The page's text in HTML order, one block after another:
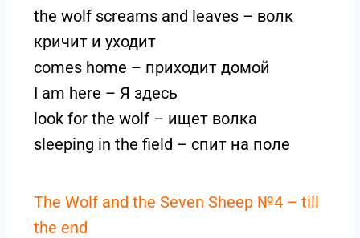
the wolf screams and leaves – волк
кричит и уходит
comes home – приходит домой
I am here – Я здесь
look for the wolf – ищет волка
sleeping in the field – спит на поле
The Wolf and the Seven Sheep №4 – till
the end